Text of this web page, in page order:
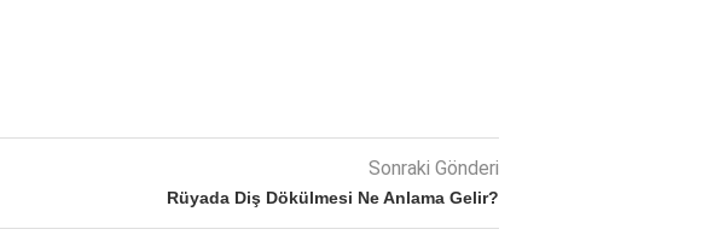
Sonraki Gönderi
Rüyada Diş Dökülmesi Ne Anlama Gelir?